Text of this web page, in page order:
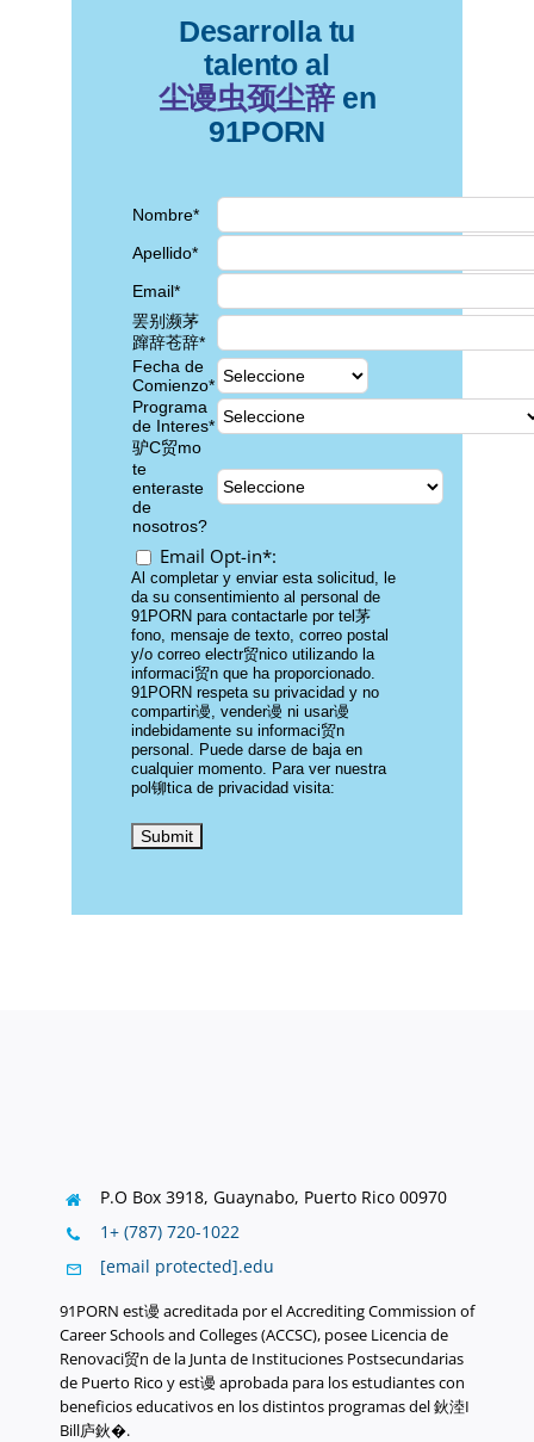
Desarrolla tu
talento al
尘谩虫颈尘辞 en
91PORN
Nombre*
Apellido*
Email*
罢别濒茅
蹿辞苍辞*
Fecha de
Comienzo*
Programa
de Interes*
驴C贸mo
te
enteraste
de
nosotros?
Email Opt-in*:
Al completar y enviar esta solicitud, le
da su consentimiento al personal de
91PORN para contactarle por tel茅
fono, mensaje de texto, correo postal
y/o correo electr贸nico utilizando la
informaci贸n que ha proporcionado.
91PORN respeta su privacidad y no
compartir谩, vender谩 ni usar谩
indebidamente su informaci贸n
personal. Puede darse de baja en
cualquier momento. Para ver nuestra
pol铆tica de privacidad visita:
P.O Box 3918, Guaynabo, Puerto Rico 00970
1+ (787) 720-1022
[email protected].edu
91PORN est谩 acreditada por el Accrediting Commission of
Career Schools and Colleges (ACCSC), posee Licencia de
Renovaci贸n de la Junta de Instituciones Postsecundarias
de Puerto Rico y est谩 aprobada para los estudiantes con
beneficios educativos en los distintos programas del 鈥淕I
Bill庐鈥�.